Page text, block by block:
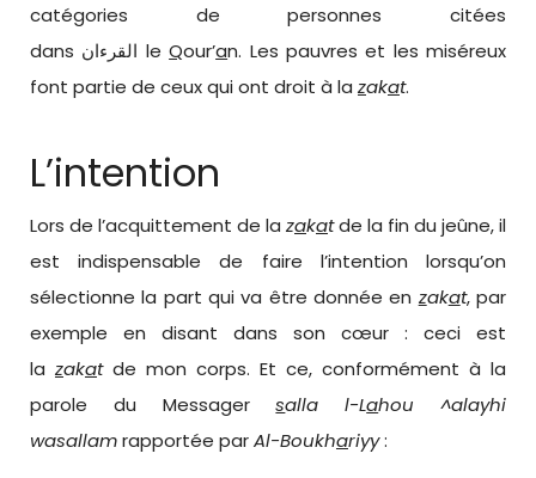
catégories de personnes citées
dans القرءان le Qour’an. Les pauvres et les miséreux
font partie de ceux qui ont droit à la zakat.
L’intention
Lors de l’acquittement de la zakatde la fin du jeûne, il
est indispensable de faire l’intention lorsqu’on
sélectionne la part qui va être donnée en zakat, par
exemple en disant dans son cœur : ceci est
la zakat de mon corps. Et ce, conformément à la
parole du Messagersalla l-Lahou ^alayhi
wasallamrapportée parAl-Boukhariyy: